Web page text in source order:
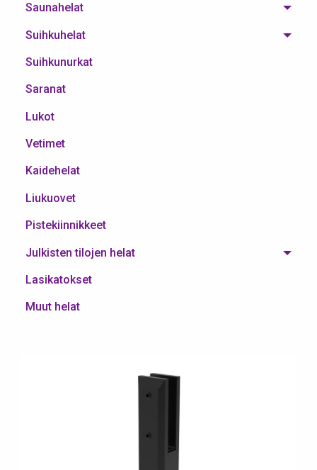
Saunahelat
Suihkuhelat
Suihkunurkat
Saranat
Lukot
Vetimet
Kaidehelat
Liukuovet
Pistekiinnikkeet
Julkisten tilojen helat
Lasikatokset
Muut helat